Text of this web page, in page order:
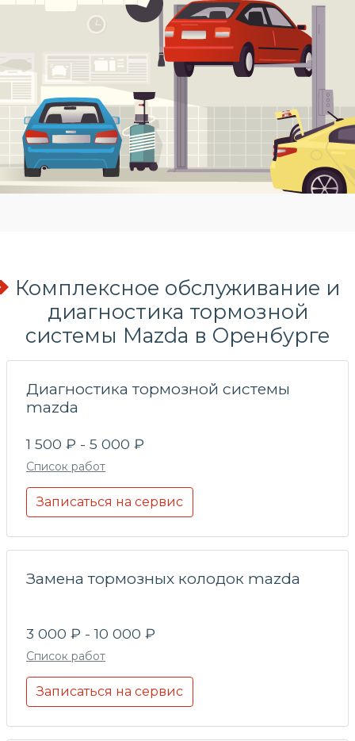
Комплексное обслуживание и
диагностика тормозной
системы Mazda в Оренбурге
Диагностика тормозной системы
mazda
1 500 ₽ - 5 000 ₽
Список работ
Записаться на сервис
Замена тормозных колодок mazda
3 000 ₽ - 10 000 ₽
Список работ
Записаться на сервис